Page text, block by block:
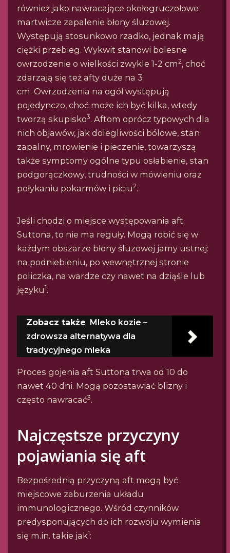
również jako nawracające okołogruczołowe
martwicze zapalenie błony śluzowej.
Występują stosunkowo rzadko, jednak mają
ciężki przebieg. Wykwit stanowi bolesne
owrzodzenie o wielkości zwykle 1-2 cm2, choć
zdarzają się też afty duże na 3
cm. Owrzodzenia na ogół występują
pojedynczo, choć może ich być kilka, wtedy
tworzą skupisko3. Aftom oprócz typowych dla
nich objawów, jak dolegliwości bólowe, stan
zapalny, mrowienie i pieczenie, towarzyszą
także symptomy ogólne typu osłabienie, stan
podgorączkowy, trudności w mówieniu oraz
połykaniu pokarmów i piciu2.
Jeśli chodzi o miejsce występowania aft
Suttona, to nie ma reguły. Mogą robić się w
każdym obszarze błony śluzowej jamy ustnej:
na podniebieniu, po wewnętrznej stronie
policzka, na wardze czy nawet na dziąśle lub
języku1.
Zobacz także Mleko kozie –
zdrowsza alternatywa dla
tradycyjnego mleka
Proces gojenia aft Suttona trwa od 10 do
nawet 40 dni. Mogą pozostawiać blizny i
często nawracać3.
Najczęstsze przyczyny
pojawiania się aft
Bezpośrednią przyczyną aft mogą być
miejscowe zaburzenia układu
immunologicznego. Wśród czynników
predysponujących do ich rozwoju wymienia
się m.in. takie jak1: